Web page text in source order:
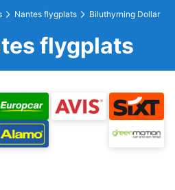
Nantes flygplats Biluthyrning Dollar
flygplats